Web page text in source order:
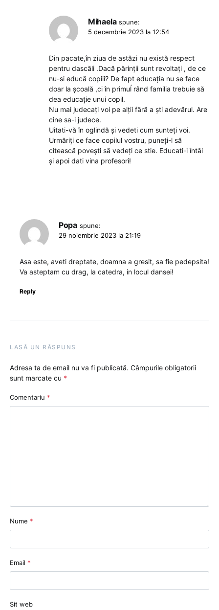
Mihaela spune:
5 decembrie 2023 la 12:54
Din pacate,în ziua de astăzi nu există respect
pentru dascăli .Dacă părinții sunt revoltați , de ce
nu-si educă copiii? De fapt educația nu se face
doar la școală ,ci în primuĺ rând familia trebuie să
dea educație unui copil.
Nu mai judecați voi pe alții fără a ști adevărul. Are
cine sa-i judece.
Uitati-vă în oglindă și vedeti cum sunteți voi.
Urmăriți ce face copilul vostru, puneți-l să
citească povești să vedeți ce stie. Educati-i întâi
și apoi dati vina profesori!
Popa spune:
29 noiembrie 2023 la 21:19
Asa este, aveti dreptate, doamna a gresit, sa fie pedepsita!
Va asteptam cu drag, la catedra, in locul dansei!
Reply
LASĂ UN RĂSPUNS
Adresa ta de email nu va fi publicată. Câmpurile obligatorii
sunt marcate cu *
Comentariu *
Nume *
Email *
Sit web